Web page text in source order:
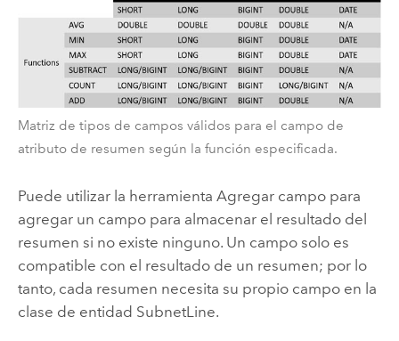
Matriz de tipos de campos válidos para el campo de
atributo de resumen según la función especificada.
Puede utilizar la herramienta Agregar campopara
agregar un campo para almacenar el resultado del
resumen si no existe ninguno. Un campo solo es
compatible con el resultado de un resumen; por lo
tanto, cada resumen necesita su propio campo en la
clase de entidad SubnetLine.